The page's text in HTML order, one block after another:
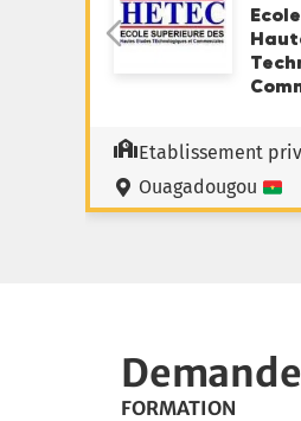
Etablissement
Ouagadougou
FORMATION